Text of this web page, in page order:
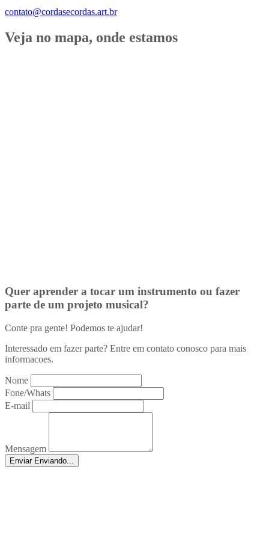
contato@cordasecordas.art.br
Veja no mapa, onde estamos
Quer aprender a tocar um instrumento ou fazer
parte de um projeto musical?
Conte pra gente! Podemos te ajudar!
Interessado em fazer parte? Entre em contato conosco para mais
informacoes.
Nome
Fone/Whats
E-mail
Mensagem
Enviar Enviando...